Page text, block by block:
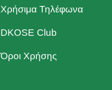
Χρήσιμα Τηλέφωνα
DKOSE Club
Όροι Χρήσης